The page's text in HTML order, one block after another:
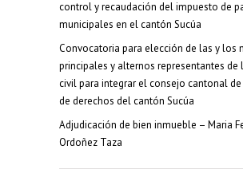
control y recaudación del impuesto de
municipales en el cantón Sucúa
Convocatoria para elección de las y los
principales y alternos representantes de
civil para integrar el consejo cantonal
de derechos del cantón Sucúa
Adjudicación de bien inmueble – Maria
Ordoñez Taza